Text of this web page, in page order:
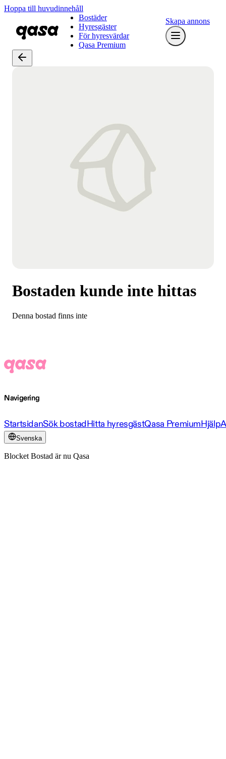
Hoppa till huvudinnehåll
Bostäder
Hyresgäster
För hyresvärdar
Qasa Premium
Skapa annons
Bostaden kunde inte hittas
Denna bostad finns inte
Navigering
StartsidanSök bostadHitta hyresgästQasa PremiumHjälp
Svenska
Blocket Bostad är nu Qasa